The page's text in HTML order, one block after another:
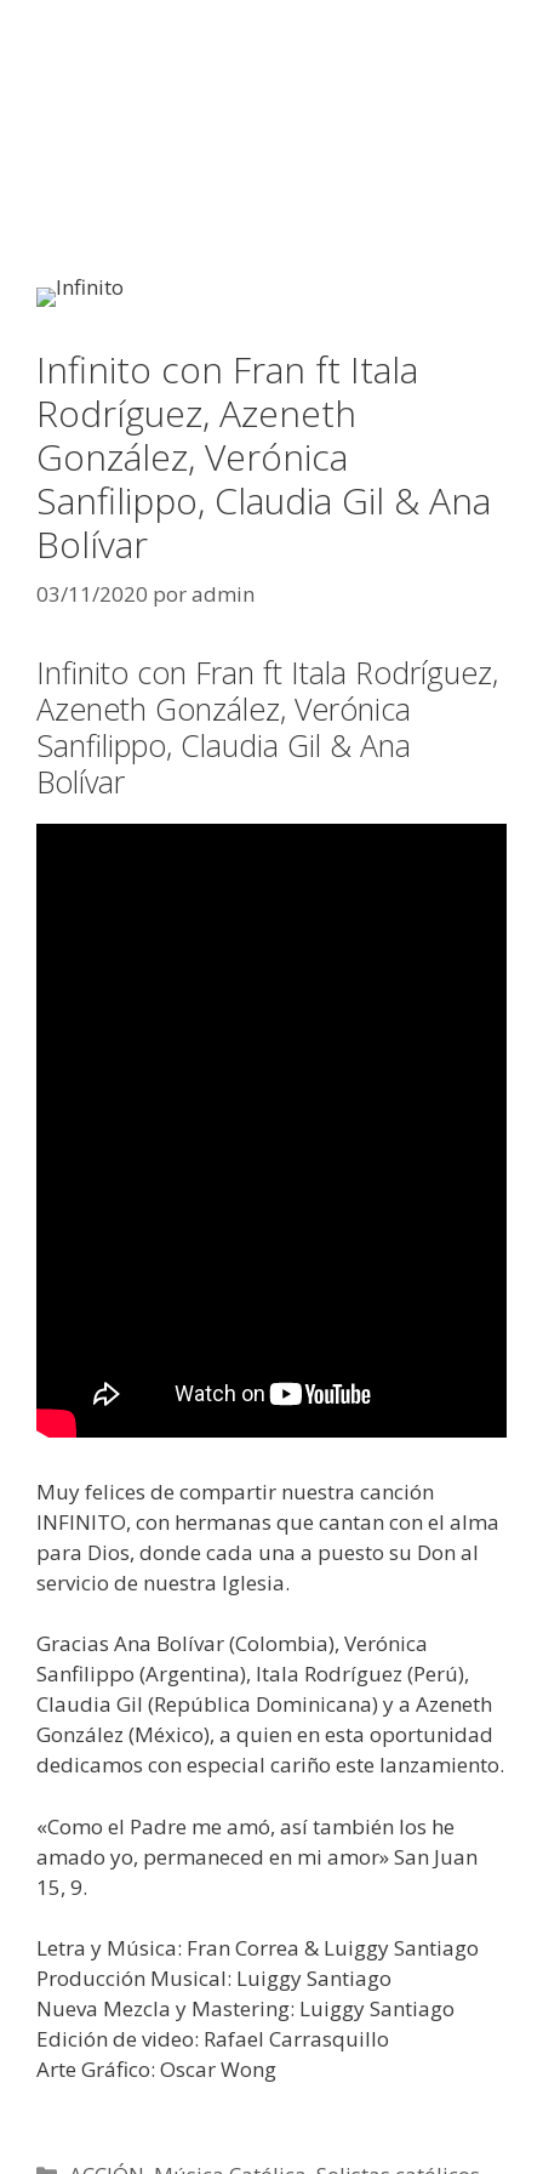
Infinito con Fran ft Itala
Rodríguez, Azeneth
González, Verónica
Sanfilippo, Claudia Gil & Ana
Bolívar
03/11/2020 poradmin
Infinito con Fran ft Itala Rodríguez,
Azeneth González, Verónica
Sanfilippo, Claudia Gil & Ana
Bolívar
Muy felices de compartir nuestra canción
INFINITO, con hermanas que cantan con el alma
para Dios, donde cada una a puesto su Don al
servicio de nuestra Iglesia.
Gracias Ana Bolívar (Colombia), Verónica
Sanfilippo (Argentina), Itala Rodríguez (Perú),
Claudia Gil (República Dominicana) y a Azeneth
González (México), a quien en esta oportunidad
dedicamos con especial cariño este lanzamiento.
«Como el Padre me amó, así también los he
amado yo, permaneced en mi amor» San Juan
15, 9.
Letra y Música: Fran Correa & Luiggy Santiago
Producción Musical: Luiggy Santiago
Nueva Mezcla y Mastering: Luiggy Santiago
Edición de video: Rafael Carrasquillo
Arte Gráfico: Oscar Wong